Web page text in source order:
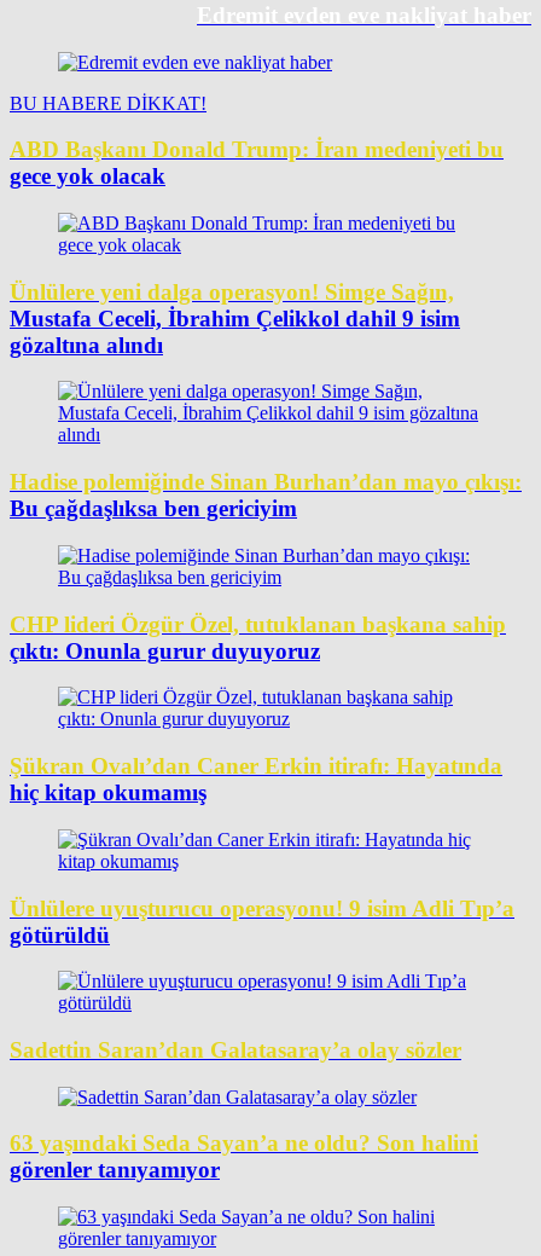
Edremit evden eve nakliyat haber
BU HABERE DİKKAT!
ABD Başkanı Donald Trump: İran medeniyeti bu
gece yok olacak
Ünlülere yeni dalga operasyon! Simge Sağın,
Mustafa Ceceli, İbrahim Çelikkol dahil 9 isim
gözaltına alındı
Hadise polemiğinde Sinan Burhan’dan mayo çıkışı:
Bu çağdaşlıksa ben gericiyim
CHP lideri Özgür Özel, tutuklanan başkana sahip
çıktı: Onunla gurur duyuyoruz
Şükran Ovalı’dan Caner Erkin itirafı: Hayatında
hiç kitap okumamış
Ünlülere uyuşturucu operasyonu! 9 isim Adli Tıp’a
götürüldü
Sadettin Saran’dan Galatasaray’a olay sözler
63 yaşındaki Seda Sayan’a ne oldu? Son halini
görenler tanıyamıyor